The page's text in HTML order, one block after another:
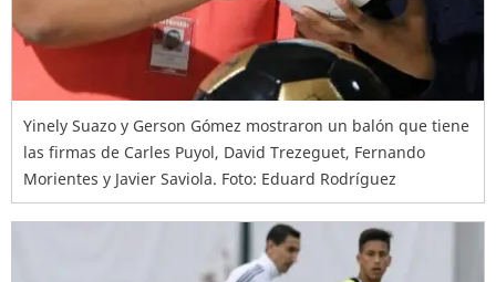
Yinely Suazo y Gerson Gómez mostraron un balón que tiene
las firmas de Carles Puyol, David Trezeguet, Fernando
Morientes y Javier Saviola. Foto: Eduard Rodríguez